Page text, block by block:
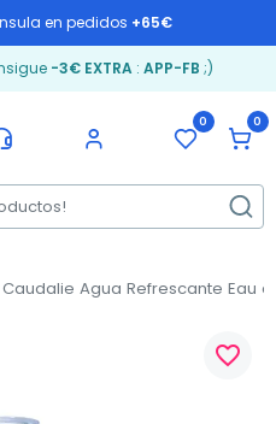
en pedidos +65€
-3€ EXTRA: APP-FB ;)
0 0
Caudalie Agua Refrescante Eau
favorite_border